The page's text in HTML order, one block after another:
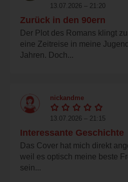
13.07.2026 – 21:20
Zurück in den 90ern
Der Plot des Romans klingt
eine Zeitreise in meine
Jahren. Doch...
nickandme
13.07.2026 – 21:15
Interessante Geschichte
Das Cover hat mich direkt
weil es optisch meine beste
sein...